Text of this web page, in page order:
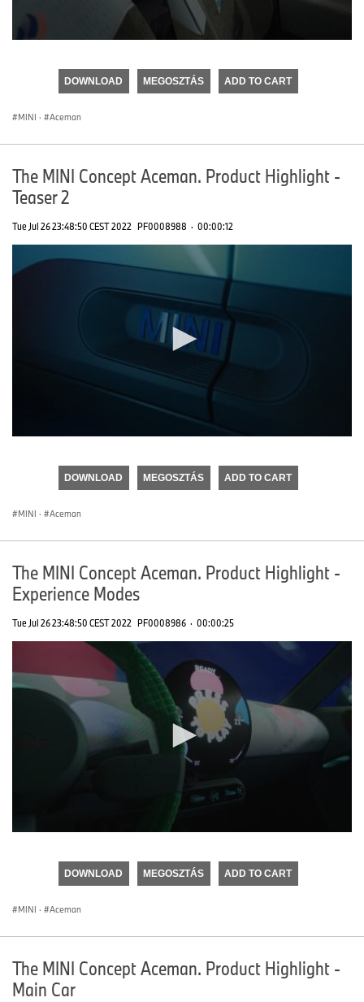
seconds
DOWNLOAD MEGOSZTÁS ADD TO CART
MINI · Aceman
The MINI Concept Aceman. Product Highlight -
Teaser 2
Tue Jul 26 23:48:50 CEST 2022 PF0008988 · 00:00:12
seconds
DOWNLOAD MEGOSZTÁS ADD TO CART
MINI · Aceman
The MINI Concept Aceman. Product Highlight -
Experience Modes
Tue Jul 26 23:48:50 CEST 2022 PF0008986 · 00:00:25
seconds
DOWNLOAD MEGOSZTÁS ADD TO CART
MINI · Aceman
The MINI Concept Aceman. Product Highlight -
Main Car